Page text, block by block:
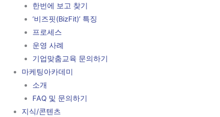
한번에 보고 찾기
‘비즈핏(BizFit)’ 특징
프로세스
운영 사례
기업맞춤교육 문의하기
마케팅아카데미
소개
FAQ 및 문의하기
지식/콘텐츠